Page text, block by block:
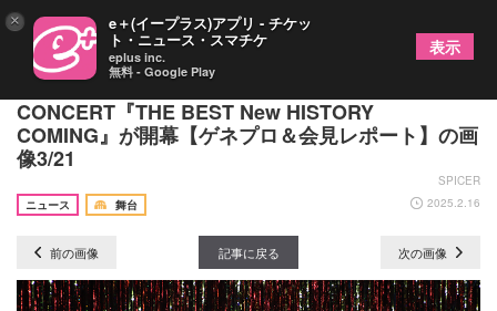
53作品の楽曲を豪華キャストが披露 帝国劇場
CONCERT『THE BEST New HISTORY
COMING』が開幕【ゲネプロ＆会見レポート】の画
像3/21
SPICER
ニュース
舞台 2025.2.16
前の画像 記事に戻る 次の画像
× e＋(イープラス)アプリ - チケッ
ト・ニュース・スマチケ
eplus inc.
無料 - Google Play
表示